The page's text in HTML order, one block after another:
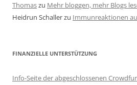
Thomaszu Mehr bloggen, mehr Blogs
Heidrun Schallerzu Immunreaktionen
FINANZIELLE UNTERSTÜTZUNG
Info-Seite der abgeschlossenen